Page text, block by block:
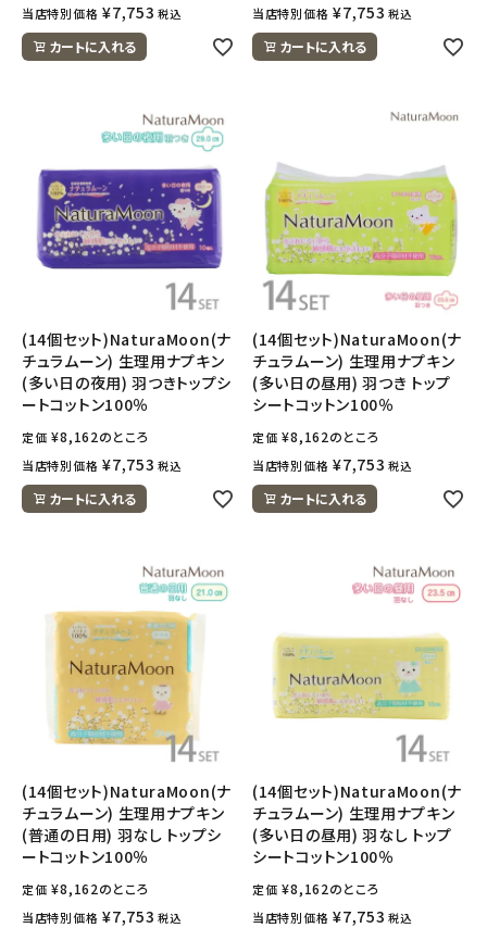
当店特別価格 ¥7,753 税込
カートに入れる
当店特別価格 ¥7,753 税込
カートに入れる
(14個セット)NaturaMoon(ナ
チュラムーン) 生理用ナプキン
(多い日の夜用) 羽つきトップシ
ートコットン100％
定価 ¥8,162のところ
当店特別価格 ¥7,753 税込
カートに入れる
(14個セット)NaturaMoon(ナ
チュラムーン) 生理用ナプキン
(多い日の昼用) 羽つき トップ
シートコットン100％
定価 ¥8,162のところ
当店特別価格 ¥7,753 税込
カートに入れる
(14個セット)NaturaMoon(ナ
チュラムーン) 生理用ナプキン
(普通の日用) 羽なし トップシ
ートコットン100％
定価 ¥8,162のところ
当店特別価格 ¥7,753 税込
(14個セット)NaturaMoon(ナ
チュラムーン) 生理用ナプキン
(多い日の昼用) 羽なし トップ
シートコットン100％
定価 ¥8,162のところ
当店特別価格 ¥7,753 税込